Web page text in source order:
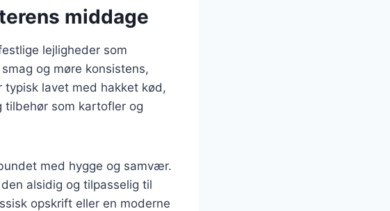
middage
lejligheder som
og møre konsistens,
lavet med hakket kød,
tilbehør som kartofler og
med hygge og samvær.
alsidig og tilpasselig til
opskrift eller en moderne